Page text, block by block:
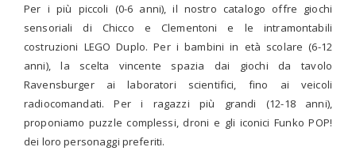
Per i più piccoli (0-6 anni), il nostro catalogo offre giochi
sensoriali di Chicco e Clementoni e le intramontabili
costruzioni LEGO Duplo. Per i bambini in età scolare (6-12
anni), la scelta vincente spazia dai giochi da tavolo
Ravensburger ai laboratori scientifici, fino ai veicoli
radiocomandati. Per i ragazzi più grandi (12-18 anni),
proponiamo puzzle complessi, droni e gli iconici Funko POP!
dei loro personaggi preferiti.